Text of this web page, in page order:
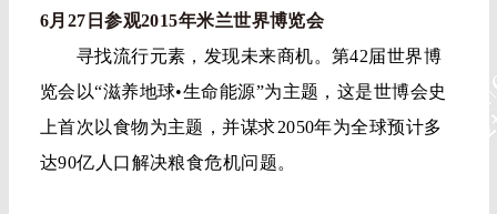
6月27日参观2015年米兰世界博览会
寻找流行元素，发现未来商机。第42届世界博
览会以“滋养地球•生命能源”为主题，这是世博会史
上首次以食物为主题，并谋求2050年为全球预计多
达90亿人口解决粮食危机问题。